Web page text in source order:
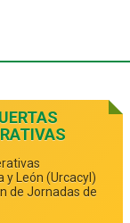
y León (Urcacyl)
de Jornadas de